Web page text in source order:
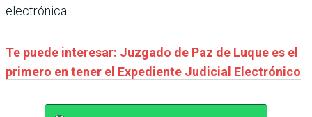
electrónica.
Te puede interesar: Juzgado de Paz de Luque es el
primero en tener el Expediente Judicial Electrónico